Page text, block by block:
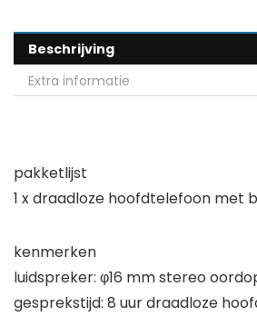
Beschrijving
Extra informatie
pakketlijst
1 x draadloze hoofdtelefoon met
kenmerken
luidspreker: φ16 mm stereo
gesprekstijd: 8 uur draadloze